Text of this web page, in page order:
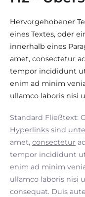
Hervorgehobener
eines Textes, oder
innerhalb eines
amet, consectetur
tempor incididunt
enim ad minim
ullamco laboris nisi
Standard Fließtext:
Hyperlinks sind
amet, consectetur
tempor incididunt
enim ad minim
ullamco laboris nisi
consequat. Duis